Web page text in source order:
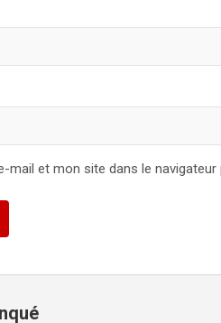
mail et mon site dans le